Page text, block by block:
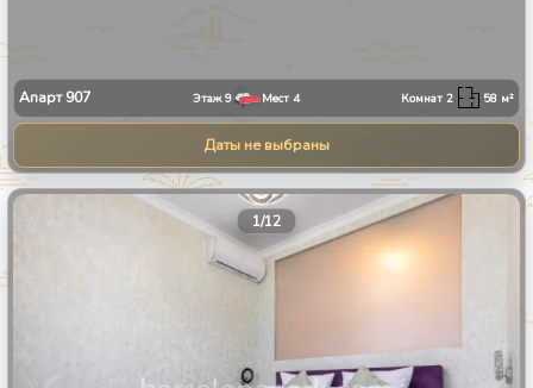
Апарт907 Этаж9 Мест 4 Комнат2 58 м²
Даты не выбраны
1/12